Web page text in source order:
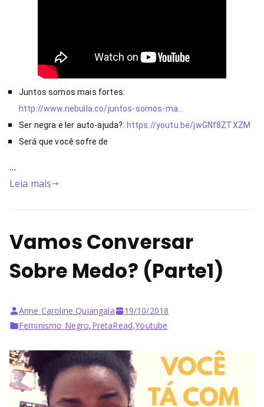
Juntos somos mais fortes:
http://www.nebulla.co/juntos-somos-ma…
Ser negra e ler auto-ajuda?: https://youtu.be/jwGNf8ZTXZM
Será que você sofre de
…
Leia mais
Vamos Conversar
Sobre Medo? (Parte1)
Anne Caroline Quiangala
19/10/2018
Feminismo Negro,PretaRead,Youtube